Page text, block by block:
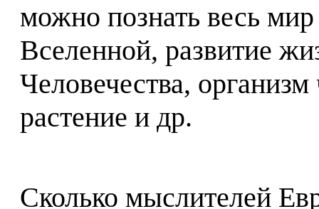
можно познать весь
Вселенной, развитие
Человечества,
растение и др.
Сколько мыслителей